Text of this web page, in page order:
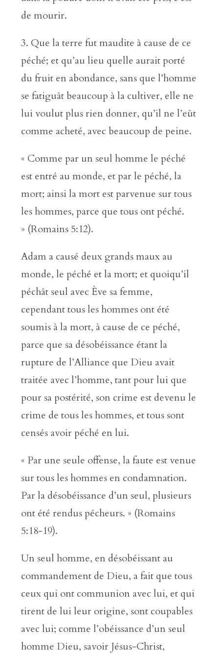
de mourir.
3. Que la terre fut maudite à cause de ce
péché; et qu’au lieu quelle aurait porté
du fruit en abondance, sans que l’homme
se fatiguât beaucoup à la cultiver, elle ne
lui voulut plus rien donner, qu’il ne l’eût
comme acheté, avec beaucoup de peine.
« Comme par un seul homme le péché
est entré au monde, et par le péché, la
mort; ainsi la mort est parvenue sur tous
les hommes, parce que tous ont péché.
» (Romains 5:12).
Adam a causé deux grands maux au
monde, le péché et la mort; et quoiqu’il
péchât seul avec Ève sa femme,
cependant tous les hommes ont été
soumis à la mort, à cause de ce péché,
parce que sa désobéissance étant la
rupture de l’Alliance que Dieu avait
traitée avec l’homme, tant pour lui que
pour sa postérité, son crime est devenu le
crime de tous les hommes, et tous sont
censés avoir péché en lui.
« Par une seule offense, la faute est venue
sur tous les hommes en condamnation.
Par la désobéissance d’un seul, plusieurs
ont été rendus pécheurs. » (Romains
5:18-19).
Un seul homme, en désobéissant au
commandement de Dieu, a fait que tous
ceux qui ont communion avec lui, et qui
tirent de lui leur origine, sont coupables
avec lui; comme l’obéissance d’un seul
homme Dieu, savoir Jésus-Christ,